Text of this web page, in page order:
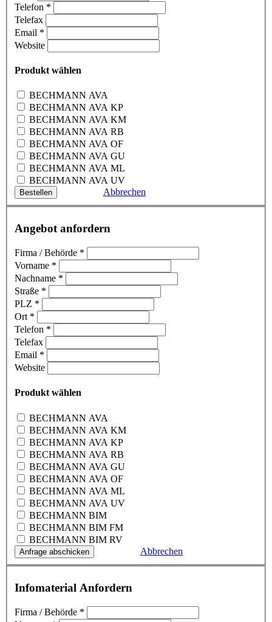
Telefon *
Telefax
Email *
Website
Produkt wählen
BECHMANN AVA
BECHMANN AVA KP
BECHMANN AVA KM
BECHMANN AVA RB
BECHMANN AVA OF
BECHMANN AVA GU
BECHMANN AVA ML
BECHMANN AVA UV
Abbrechen
Angebot anfordern
Firma / Behörde *
Vorname *
Nachname *
Straße *
PLZ *
Ort *
Telefon *
Telefax
Email *
Website
Produkt wählen
BECHMANN AVA
BECHMANN AVA KM
BECHMANN AVA KP
BECHMANN AVA RB
BECHMANN AVA GU
BECHMANN AVA OF
BECHMANN AVA ML
BECHMANN AVA UV
BECHMANN BIM
BECHMANN BIM FM
BECHMANN BIM RV
Abbrechen
Infomaterial Anfordern
Firma / Behörde *